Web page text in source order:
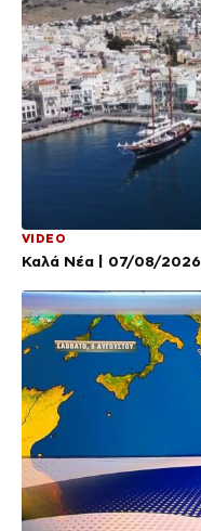
VIDEO
Καλά Νέα | 07/08/2026